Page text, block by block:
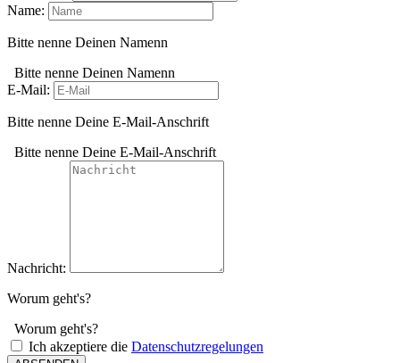
Name:
Bitte nenne Deinen Namenn
Bitte nenne Deinen Namenn
E-Mail:
Bitte nenne Deine E-Mail-Anschrift
Bitte nenne Deine E-Mail-Anschrift
Nachricht:
Worum geht's?
Worum geht's?
Ich akzeptiere die Datenschutzregelungen